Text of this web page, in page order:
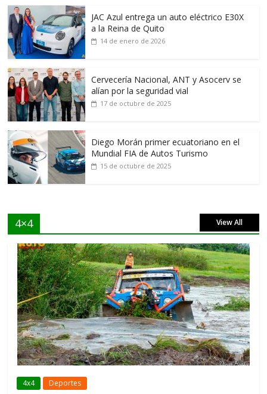
JAC Azul entrega un auto eléctrico E30X
a la Reina de Quito
14 de enero de 2026
Cervecería Nacional, ANT y Asocerv se
alían por la seguridad vial
17 de octubre de 2025
Diego Morán primer ecuatoriano en el
Mundial FIA de Autos Turismo
15 de octubre de 2025
4×4 View All
4x4 Deportes